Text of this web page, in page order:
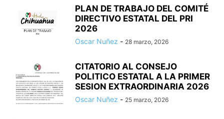
PLAN DE TRABAJO DEL COMITÉ
DIRECTIVO ESTATAL DEL PRI
2026
Oscar Nuñez - 28 marzo, 2026
CITATORIO AL CONSEJO
POLITICO ESTATAL A LA PRIMER
SESION EXTRAORDINARIA 2026
Oscar Nuñez - 25 marzo, 2026